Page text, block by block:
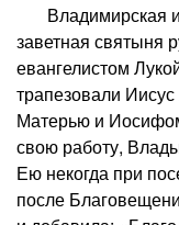
Владимирская
заветная святыня
евангелистом
трапезовали
Матерью и
свою работу,
Ею некогда при
после